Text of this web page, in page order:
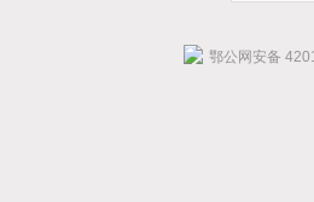
鄂公网安备